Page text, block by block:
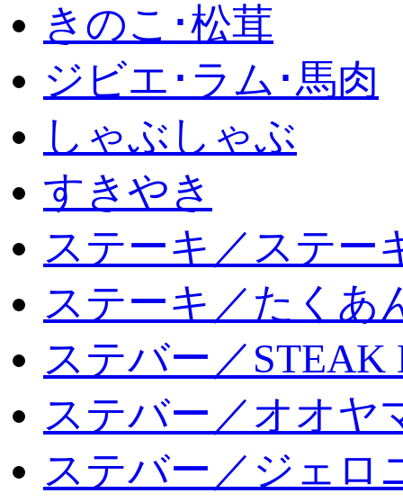
きのこ･松茸
ジビエ･ラム･馬肉
しゃぶしゃぶ
すきやき
ステーキ／ステー
ステーキ／たくあ
ステバー／STEAK
ステバー／オオヤ
ステバー／ジェロ